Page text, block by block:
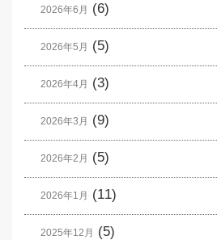
2026年6月 (6)
2026年5月 (5)
2026年4月 (3)
2026年3月 (9)
2026年2月 (5)
2026年1月 (11)
2025年12月 (5)